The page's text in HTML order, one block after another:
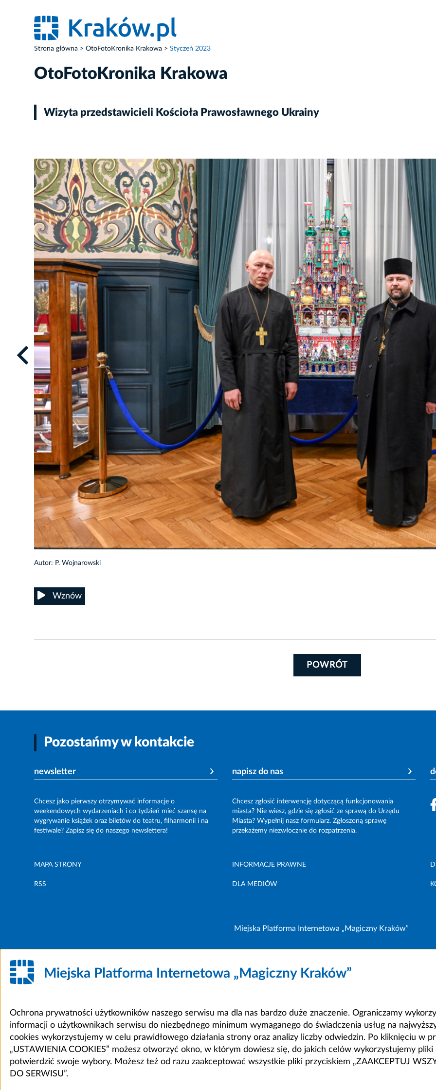
Strona główna OtoFotoKronika Krakowa Styczeń 2023
OtoFotoKronika Krakowa
Wizyta przedstawicieli Kościoła Prawosławnego Ukrainy
Autor: P. Wojnarowski
Wznów
POWRÓT
Pozostańmy w kontakcie
newsletter
Chcesz jako pierwszy otrzymywać informacje o
weekendowych wydarzeniach i co tydzień mieć szansę na
wygrywanie książek oraz biletów do teatru, filharmonii i na
festiwale? Zapisz się do naszego newslettera!
napisz do nas
Chcesz zgłosić interwencję dotyczącą funkcjonowania
miasta? Nie wiesz, gdzie się zgłosić ze sprawą do Urzędu
Miasta? Wypełnij nasz formularz. Zgłoszoną sprawę
przekażemy niezwłocznie do rozpatrzenia.
MAPA STRONY INFORMACJE PRAWNE
RSS DLA MEDIÓW
Miejska Platforma Internetowa „Magiczny Kraków”
Miejska Platforma Internetowa „Magiczny Kraków”
Ochrona prywatności użytkowników naszego serwisu ma dla nas bardzo duże znaczenie. Ograniczamy
informacji o użytkownikach serwisu do niezbędnego minimum wymaganego do świadczenia usług na
cookies wykorzystujemy w celu prawidłowego działania strony oraz analizy liczby odwiedzin. Po kliknięciu w
„USTAWIENIA COOKIES” możesz otworzyć okno, w którym dowiesz się, do jakich celów wykorzystujemy pliki
potwierdzić swoje wybory. Możesz też od razu zaakceptować wszystkie pliki przyciskiem „ZAAKCEPTUJ
DO SERWISU”.